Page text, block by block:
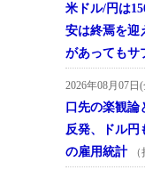
米ドル/円は
安は終焉を迎
があっても
2026年08月07日
口先の楽観論
反発、ドル円
の雇用統計